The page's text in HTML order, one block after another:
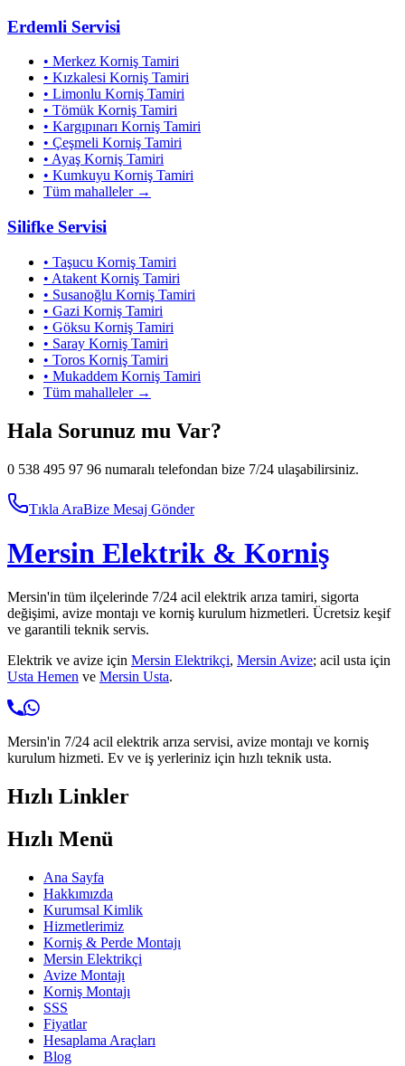
Erdemli Servisi
• Merkez Korniş Tamiri
• Kızkalesi Korniş Tamiri
• Limonlu Korniş Tamiri
• Tömük Korniş Tamiri
• Kargıpınarı Korniş Tamiri
• Çeşmeli Korniş Tamiri
• Ayaş Korniş Tamiri
• Kumkuyu Korniş Tamiri
Tüm mahalleler →
Silifke Servisi
• Taşucu Korniş Tamiri
• Atakent Korniş Tamiri
• Susanoğlu Korniş Tamiri
• Gazi Korniş Tamiri
• Göksu Korniş Tamiri
• Saray Korniş Tamiri
• Toros Korniş Tamiri
• Mukaddem Korniş Tamiri
Tüm mahalleler →
Hala Sorunuz mu Var?
0 538 495 97 96 numaralı telefondan bize 7/24 ulaşabilirsiniz.
Tıkla AraBize Mesaj Gönder
Mersin Elektrik & Korniş
Mersin'in tüm ilçelerinde 7/24 acil elektrik arıza tamiri, sigorta
değişimi, avize montajı ve korniş kurulum hizmetleri. Ücretsiz keşif
ve garantili teknik servis.
Elektrik ve avize için Mersin Elektrikçi, Mersin Avize; acil usta için
Usta Hemen ve Mersin Usta.
Mersin'in 7/24 acil elektrik arıza servisi, avize montajı ve korniş
kurulum hizmeti. Ev ve iş yerleriniz için hızlı teknik usta.
Hızlı Linkler
Hızlı Menü
Ana Sayfa
Hakkımızda
Kurumsal Kimlik
Hizmetlerimiz
Korniş & Perde Montajı
Mersin Elektrikçi
Avize Montajı
Korniş Montajı
SSS
Fiyatlar
Hesaplama Araçları
Blog